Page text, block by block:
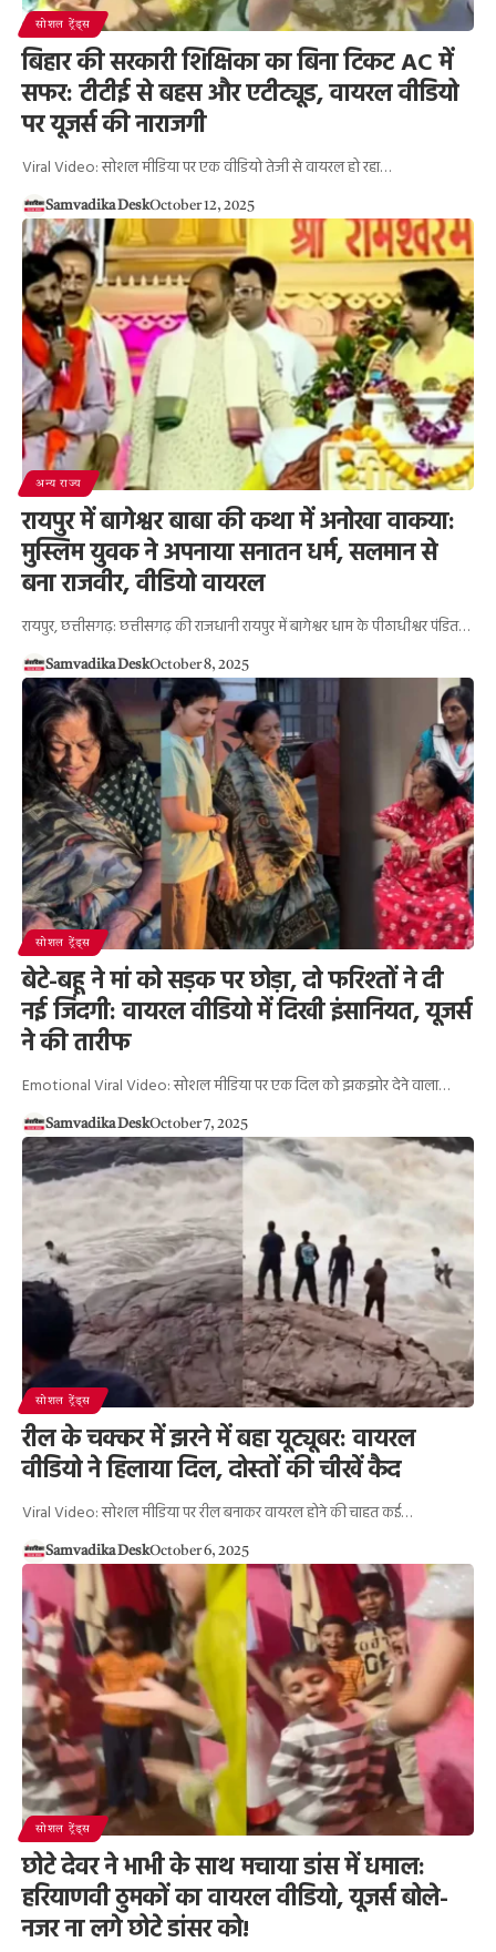
सोशल ट्रेंड्स
बिहार की सरकारी शिक्षिका का बिना टिकट AC में
सफर: टीटीई से बहस और एटीट्यूड, वायरल वीडियो
पर यूजर्स की नाराजगी
Viral Video: सोशल मीडिया पर एक वीडियो तेजी से वायरल हो रहा…
Samvadika DeskOctober 12, 2025
अन्य राज्य
रायपुर में बागेश्वर बाबा की कथा में अनोखा वाकया:
मुस्लिम युवक ने अपनाया सनातन धर्म, सलमान से
बना राजवीर, वीडियो वायरल
रायपुर, छत्तीसगढ़: छत्तीसगढ़ की राजधानी रायपुर में बागेश्वर धाम के पीठाधीश्वर पंडित…
Samvadika DeskOctober 8, 2025
सोशल ट्रेंड्स
बेटे-बहू ने मां को सड़क पर छोड़ा, दो फरिश्तों ने दी
नई जिंदगी: वायरल वीडियो में दिखी इंसानियत, यूजर्स
ने की तारीफ
Emotional Viral Video: सोशल मीडिया पर एक दिल को झकझोर देने वाला…
Samvadika DeskOctober 7, 2025
सोशल ट्रेंड्स
रील के चक्कर में झरने में बहा यूट्यूबर: वायरल
वीडियो ने हिलाया दिल, दोस्तों की चीखें कैद
Viral Video: सोशल मीडिया पर रील बनाकर वायरल होने की चाहत कई…
Samvadika DeskOctober 6, 2025
सोशल ट्रेंड्स
छोटे देवर ने भाभी के साथ मचाया डांस में धमाल:
हरियाणवी ठुमकों का वायरल वीडियो, यूजर्स बोले-
नजर ना लगे छोटे डांसर को!